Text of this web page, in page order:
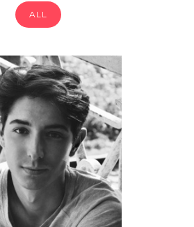
ALL
BRES-FEUILLET
6.Contre-ténor